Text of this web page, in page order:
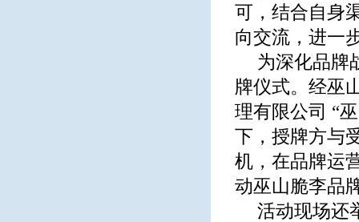
可，结合自身
向交流，进一
为深化品牌
牌仪式。经巫
理有限公司 “
下，授牌方与
机，在品牌运
动巫山脆李品
活动现场还